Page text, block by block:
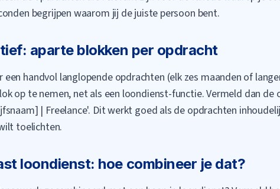
begrijpen waarom jij de juiste persoon bent.
aparte blokken per opdracht
een handvol langlopende opdrachten (elk zes maanden of
op te nemen, net als een loondienst-functie. Vermeld dan
| Freelance'. Dit werkt goed als de opdrachten
toelichten.
loondienst: hoe combineer je dat?